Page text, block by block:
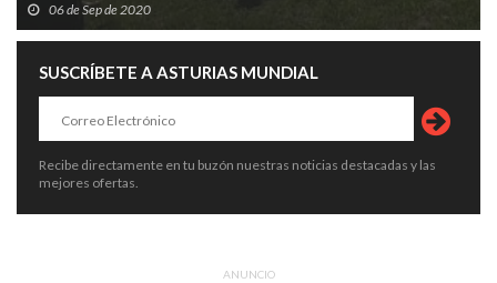
06 de Sep de 2020
SUSCRÍBETE A ASTURIAS MUNDIAL
Recibe directamente en tu buzón nuestras noticias destacadas y las
mejores ofertas.
ANUNCIO